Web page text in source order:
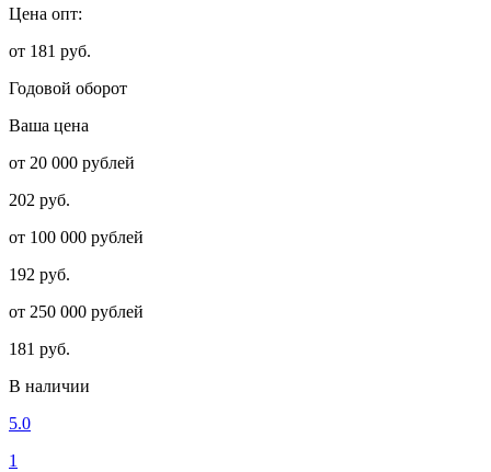
Цена опт:
от 181 руб.
Годовой оборот
Ваша цена
от 20 000 рублей
202 руб.
от 100 000 рублей
192 руб.
от 250 000 рублей
181 руб.
В наличии
5.0
1